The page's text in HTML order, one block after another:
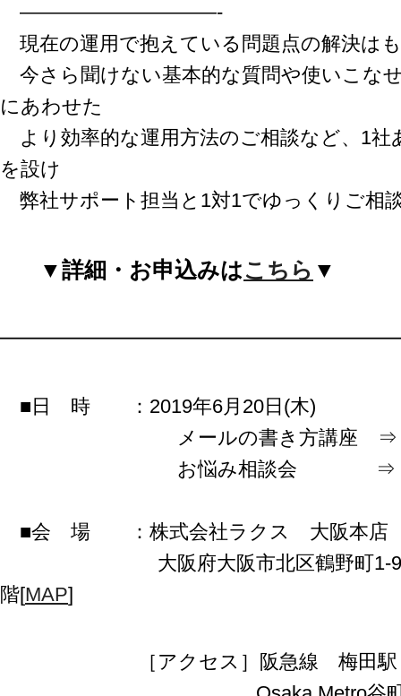
——————————-
現在の運用で抱えている問題点の解決は
今さら聞けない基本的な質問や使いこな
にあわせた
より効率的な運用方法のご相談など、1社
を設け
弊社サポート担当と1対1でゆっくりご相
▼詳細・お申込みはこちら ▼
■日 時 ：2019年6月20日(木)
メールの書き方講座 ⇒
お悩み相談会 ⇒ 12:30
■会 場 ：株式会社ラクス 大阪本店
大阪府大阪市北区鶴野町1-9 梅
階[MAP]
［アクセス］阪急線 梅田駅